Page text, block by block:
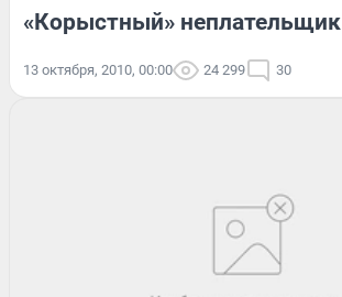
«Корыстный» неплательщик
13 октября, 2010, 00:00 24 299 30